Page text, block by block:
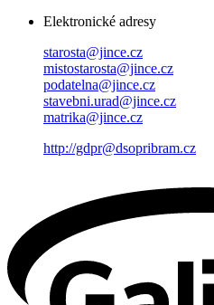
Elektronické adresy
starosta@jince.cz
mistostarosta@jince.cz
podatelna@jince.cz
stavebni.urad@jince.cz
matrika@jince.cz
http://gdpr@dsopribram.cz